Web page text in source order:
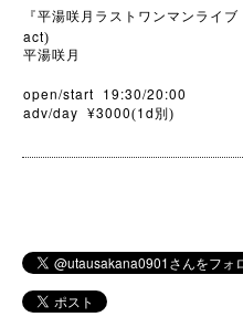
『平湯咲月ラストワンマンライブ
act)
平湯咲月
open/start 19:30/20:00
adv/day ¥3000(1d 別)